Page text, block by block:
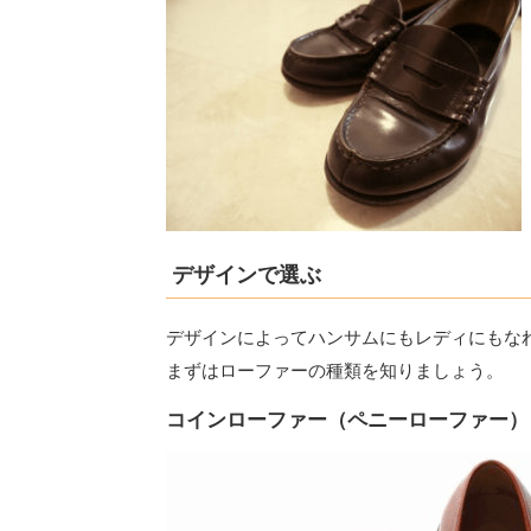
デザインで選ぶ
デザインによってハンサムにもレディにもな
まずはローファーの種類を知りましょう。
コインローファー（ペニーローファー）